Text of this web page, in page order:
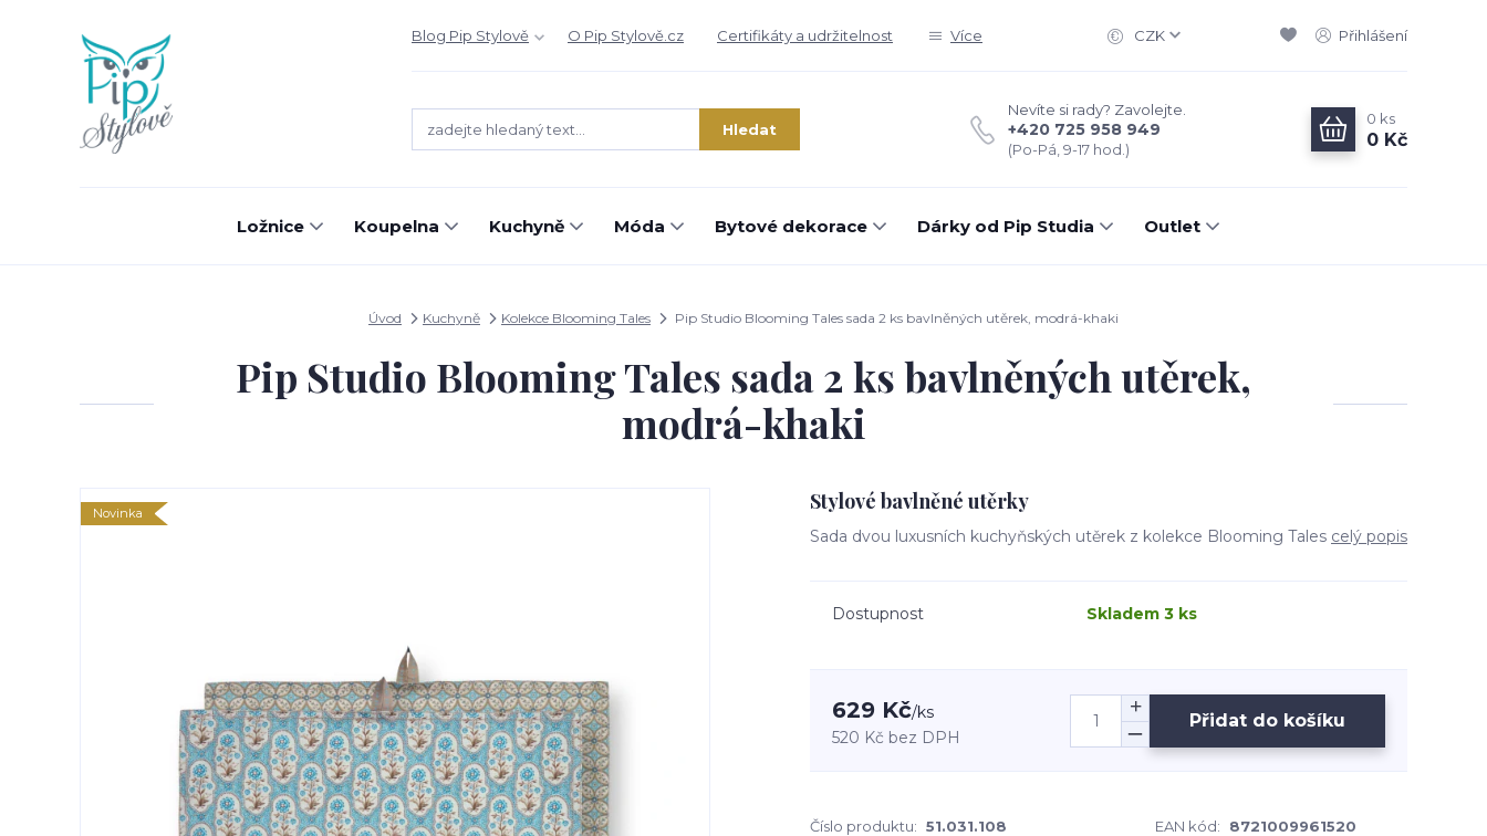
Blog Pip Stylově O Pip Stylově.cz Certifikáty a udržitelnost Více CZK Přihlášení
Hledat
Nevíte si rady? Zavolejte.
+420 725 958 949
(Po-Pá, 9-17 hod.)
0 ks
0 Kč
Ložnice Koupelna Kuchyně Móda Bytové dekorace Dárky od Pip Studia Outlet
Úvod Kuchyně Kolekce Blooming Tales Pip Studio Blooming Tales sada 2 ks bavlněných utěrek, modrá-khaki
Pip Studio Blooming Tales sada 2 ks bavlněných utěrek,
modrá-khaki
Novinka Stylové bavlněné utěrky
Sada dvou luxusních kuchyňských utěrek z kolekce Blooming Tales celý popis
Dostupnost Skladem 3 ks
629 Kč/ks
520 Kč bez DPH
Přidat do košíku
Číslo produktu: 51.031.108 EAN kód:
8721009961520